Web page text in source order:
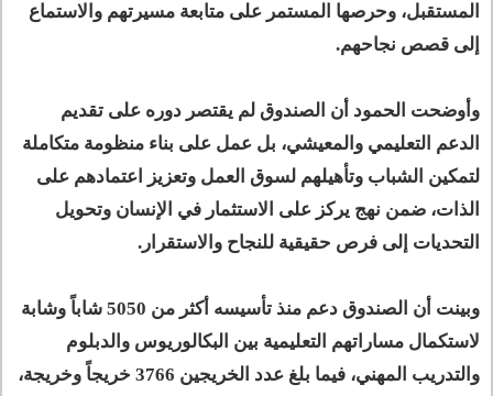
المستقبل، وحرصها المستمر على متابعة مسيرتهم والاستماع
إلى قصص نجاحهم.
وأوضحت الحمود أن الصندوق لم يقتصر دوره على تقديم
الدعم التعليمي والمعيشي، بل عمل على بناء منظومة متكاملة
لتمكين الشباب وتأهيلهم لسوق العمل وتعزيز اعتمادهم على
الذات، ضمن نهج يركز على الاستثمار في الإنسان وتحويل
التحديات إلى فرص حقيقية للنجاح والاستقرار.
وبينت أن الصندوق دعم منذ تأسيسه أكثر من 5050 شاباً وشابة
لاستكمال مساراتهم التعليمية بين البكالوريوس والدبلوم
والتدريب المهني، فيما بلغ عدد الخريجين 3766 خريجاً وخريجة،